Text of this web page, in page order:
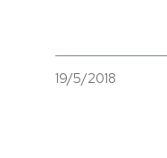
19/5/2018